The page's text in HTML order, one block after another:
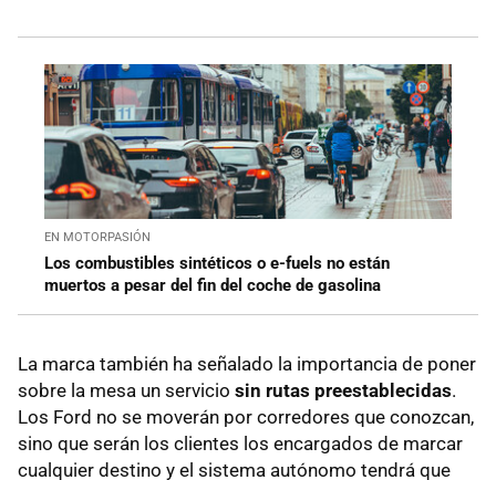
EN MOTORPASIÓN
Los combustibles sintéticos o e-fuels no están
muertos a pesar del fin del coche de gasolina
La marca también ha señalado la importancia de poner
sobre la mesa un servicio sin rutas preestablecidas.
Los Ford no se moverán por corredores que conozcan,
sino que serán los clientes los encargados de marcar
cualquier destino y el sistema autónomo tendrá que